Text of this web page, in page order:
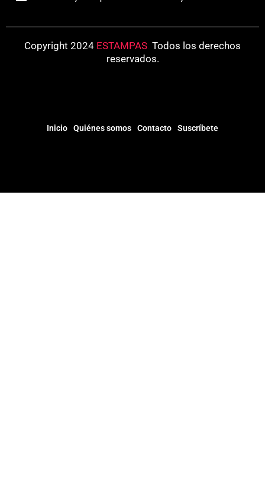
Copyright 2024 ESTAMPAS Todos los derechos
reservados.
Inicio Quiénes somos Contacto Suscríbete